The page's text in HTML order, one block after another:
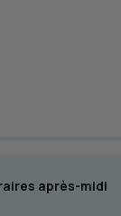
après-midi